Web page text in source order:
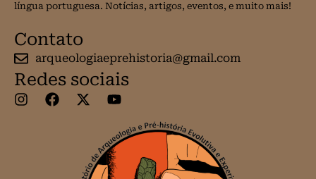
língua portuguesa. Notícias, artigos, eventos, e muito mais!
Contato
arqueologiaeprehistoria@gmail.com
Redes sociais